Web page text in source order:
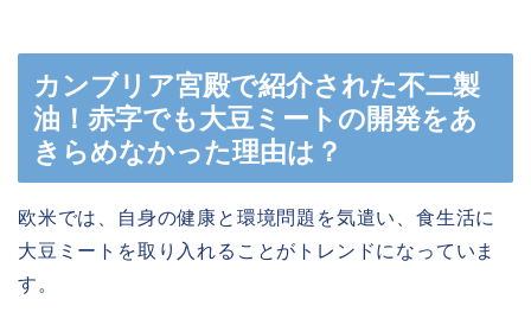
カンブリア宮殿で紹介された不二製
油！赤字でも大豆ミートの開発をあ
きらめなかった理由は？
欧米では、自身の健康と環境問題を気遣い、食生活に
大豆ミートを取り入れることがトレンドになっていま
す。